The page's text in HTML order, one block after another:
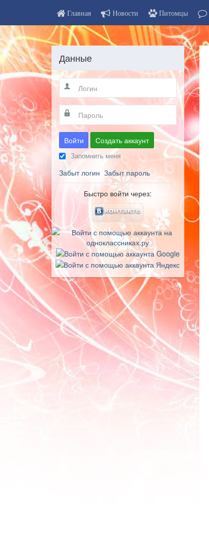
Главная Новости Питомцы
Данные
Войти Создать аккаунт
Запомнить меня
Забыт логин Забыт пароль
Быстро войти через: